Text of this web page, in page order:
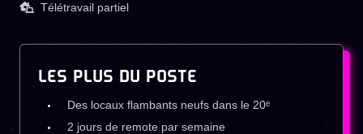
Télétravail partiel
LES PLUS DU POSTE
Des locaux flambants neufs dans le 20ᵉ
2 jours de remote par semaine